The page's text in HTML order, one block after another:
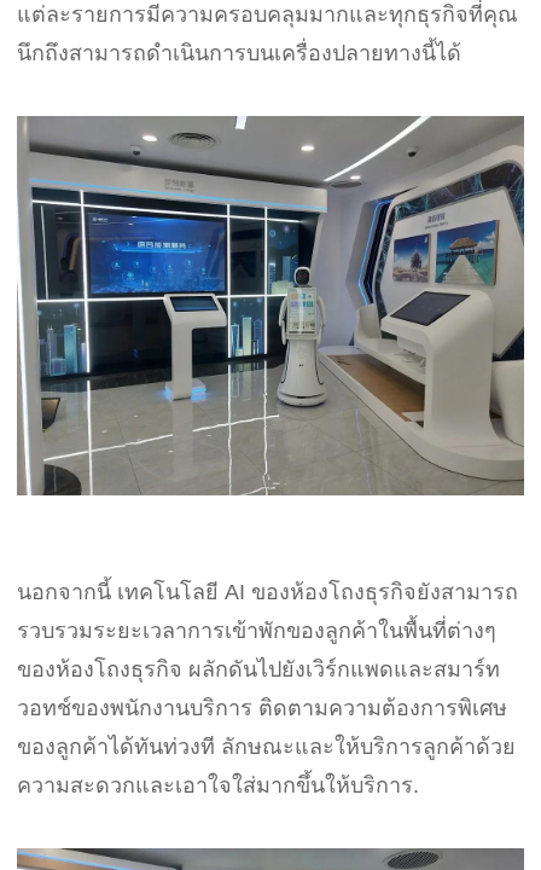
แต่ละรายการมีความครอบคลุมมากและทุกธุรกิจที่คุณ
นึกถึงสามารถดำเนินการบนเครื่องปลายทางนี้ได้
นอกจากนี้ เทคโนโลยี AI ของห้องโถงธุรกิจยังสามารถ
รวบรวมระยะเวลาการเข้าพักของลูกค้าในพื้นที่ต่างๆ
ของห้องโถงธุรกิจ ผลักดันไปยังเวิร์กแพดและสมาร์ท
วอทช์ของพนักงานบริการ ติดตามความต้องการพิเศษ
ของลูกค้าได้ทันท่วงที ลักษณะและให้บริการลูกค้าด้วย
ความสะดวกและเอาใจใส่มากขึ้นให้บริการ.